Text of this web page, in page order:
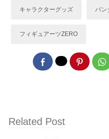
キャラクターグッズ バン
フィギュアーツZERO
Related Post